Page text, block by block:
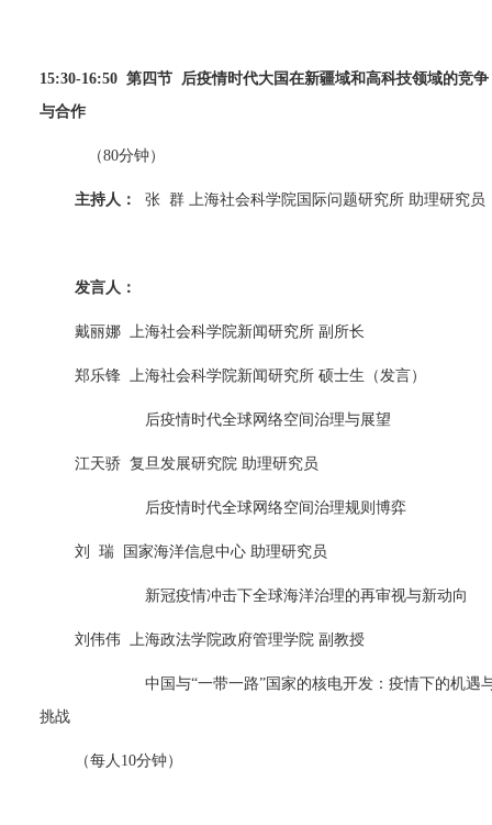
15:30-16:50 第四节 后疫情时代大国在新疆域和高科技领域的竞争
与合作
（80分钟）
主持人： 张 群 上海社会科学院国际问题研究所 助理研究员
发言人：
戴丽娜 上海社会科学院新闻研究所 副所长
郑乐锋 上海社会科学院新闻研究所 硕士生（发言）
后疫情时代全球网络空间治理与展望
江天骄 复旦发展研究院 助理研究员
后疫情时代全球网络空间治理规则博弈
刘 瑞 国家海洋信息中心 助理研究员
新冠疫情冲击下全球海洋治理的再审视与新动向
刘伟伟 上海政法学院政府管理学院 副教授
中国与“一带一路”国家的核电开发：疫情下的机遇
挑战
（每人 10分钟）